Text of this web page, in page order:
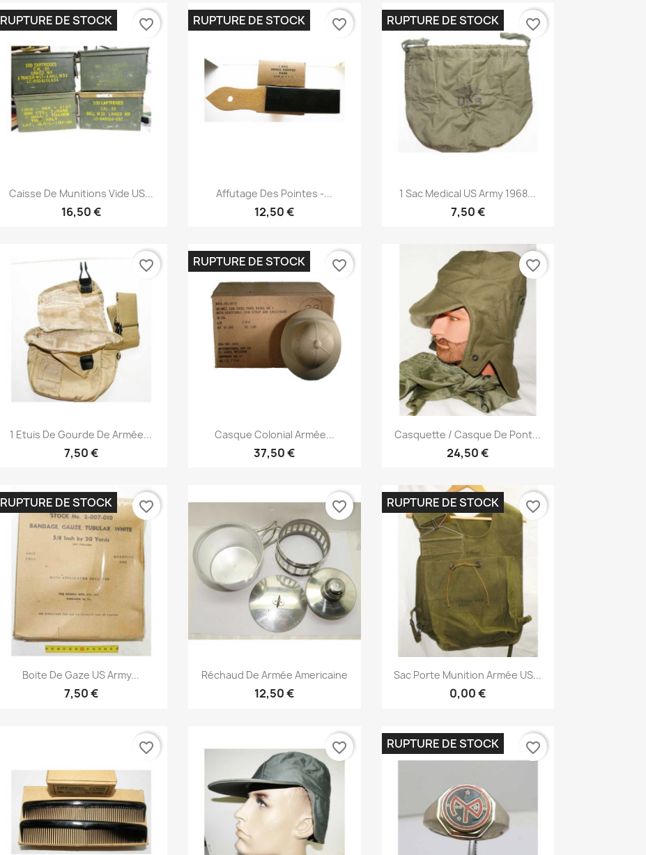
Aperçu rapide
Caisse De Munitions Vide US...
16,50 €
RUPTURE DE STOCK favorite_border
Aperçu rapide
Affutage Des Pointes -...
12,50 €
RUPTURE DE STOCK favorite_border
Aperçu rapide
1 Sac Medical US Army 1968...
7,50 €
RUPTURE DE STOCK favorite_border
Aperçu rapide
1 Etuis De Gourde De Armée...
7,50 €
favorite_border
Aperçu rapide
Casque Colonial Armée...
37,50 €
RUPTURE DE STOCK favorite_border
Aperçu rapide
Casquette / Casque De Pont...
24,50 €
favorite_border
 Aperçu rapide
Boite De Gaze US Army...
7,50 €
RUPTURE DE STOCK favorite_border
 Aperçu rapide
Réchaud De Armée Americaine
12,50 €
favorite_border
Aperçu rapide
Sac Porte Munition Armée US...
0,00 €
RUPTURE DE STOCK favorite_border
favorite_border favorite_border RUPTURE DE STOCK favorite_border